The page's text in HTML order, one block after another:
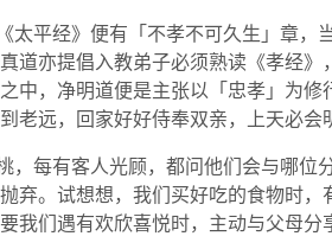
太平经》便有「不孝不可久生」章
道亦提倡入教弟子必须熟读《孝经
中，净明道便是主张以「忠孝」为
远，回家好好侍奉双亲，上天必会
每有客人光顾，都问他们会与哪
弃。试想想，我们买好吃的食物时
们遇有欢欣喜悦时，主动与父母分